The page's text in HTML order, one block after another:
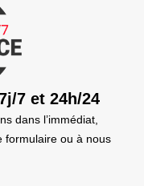
7 et 24h/24
dans l’immédiat,
formulaire ou à nous